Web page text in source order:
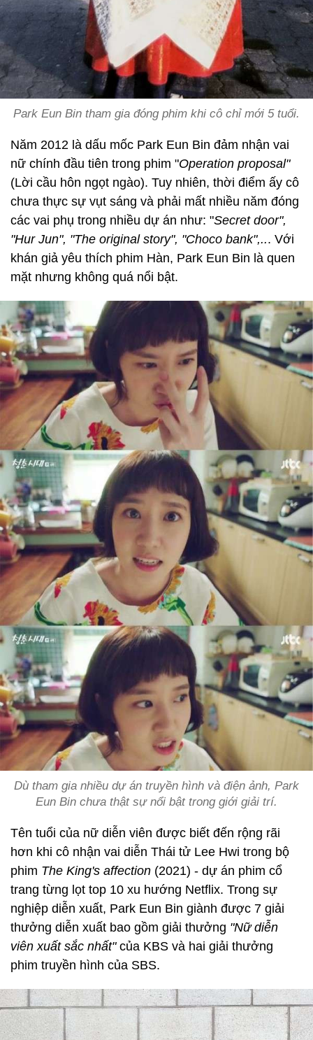
Park Eun Bin tham gia đóng phim khi cô chỉ mới 5 tuổi.
Năm 2012 là dấu mốc Park Eun Bin đảm nhận vai
nữ chính đầu tiên trong phim "Operation proposal"
(Lời cầu hôn ngọt ngào). Tuy nhiên, thời điểm ấy cô
chưa thực sự vụt sáng và phải mất nhiều năm đóng
các vai phụ trong nhiều dự án như: "Secret door",
"Hur Jun", "The original story", "Choco bank",... Với
khán giả yêu thích phim Hàn, Park Eun Bin là quen
mặt nhưng không quá nổi bật.
Dù tham gia nhiều dự án truyền hình và điện ảnh, Park
Eun Bin chưa thật sự nổi bật trong giới giải trí.
Tên tuổi của nữ diễn viên được biết đến rộng rãi
hơn khi cô nhận vai diễn Thái tử Lee Hwi trong bộ
phim The King's affection (2021) - dự án phim cổ
trang từng lọt top 10 xu hướng Netflix. Trong sự
nghiệp diễn xuất, Park Eun Bin giành được 7 giải
thưởng diễn xuất bao gồm giải thưởng "Nữ diễn
viên xuất sắc nhất"của KBS và hai giải thưởng
phim truyền hình của SBS.